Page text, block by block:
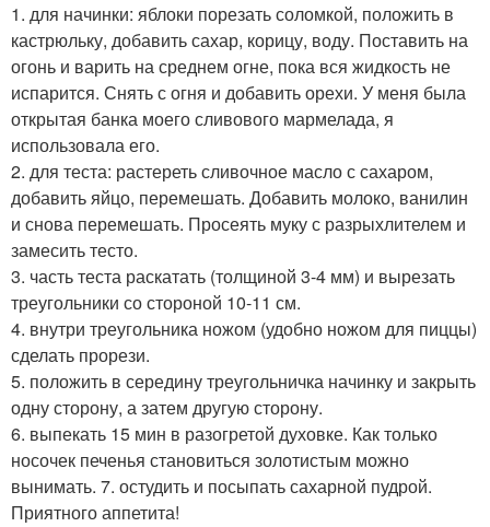
1. для начинки: яблоки порезать соломкой, положить в
кастрюльку, добавить сахар, корицу, воду. Поставить на
огонь и варить на среднем огне, пока вся жидкость не
испарится. Снять с огня и добавить орехи. У меня была
открытая банка моего сливового мармелада, я
использовала его.
2. для теста: растереть сливочное масло с сахаром,
добавить яйцо, перемешать. Добавить молоко, ванилин
и снова перемешать. Просеять муку с разрыхлителем и
замесить тесто.
3. часть теста раскатать (толщиной 3-4 мм) и вырезать
треугольники со стороной 10-11 см.
4. внутри треугольника ножом (удобно ножом для пиццы)
сделать прорези.
5. положить в середину треугольничка начинку и закрыть
одну сторону, а затем другую сторону.
6. выпекать 15 мин в разогретой духовке. Как только
носочек печенья становиться золотистым можно
вынимать. 7. остудить и посыпать сахарной пудрой.
Приятного аппетита!